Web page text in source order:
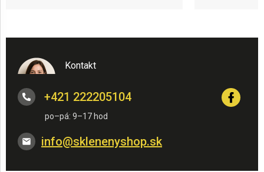
Kontakt
info@sklenenyshop.sk
+421 222205104